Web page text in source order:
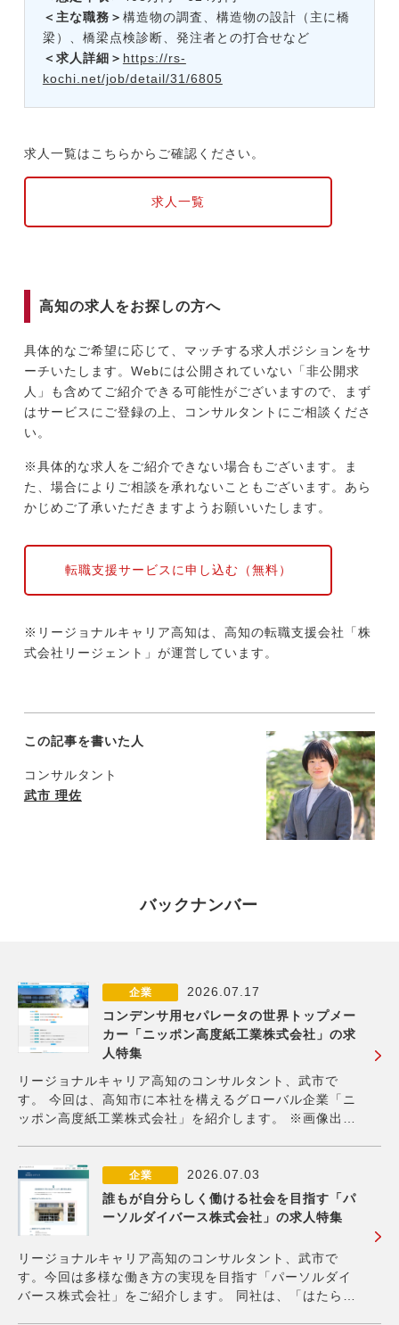
＜主な職務＞ 構造物の調査、構造物の設計（主に橋
梁）、橋梁点検診断、発注者との打合せなど
＜求人詳細＞ https://rs-
kochi.net/job/detail/31/6805
求人一覧はこちらからご確認ください。
求人一覧
高知の求人をお探しの方へ
具体的なご希望に応じて、マッチする求人ポジションをサ
ーチいたします。Webには公開されていない「非公開求
人」も含めてご紹介できる可能性がございますので、まず
はサービスにご登録の上、コンサルタントにご相談くださ
い。
※具体的な求人をご紹介できない場合もございます。ま
た、場合によりご相談を承れないこともございます。あら
かじめご了承いただきますようお願いいたします。
転職支援サービスに申し込む（無料）
※リージョナルキャリア高知は、高知の転職支援会社「株
式会社リージェント」が運営しています。
この記事を書いた人
コンサルタント
武市 理佐
バックナンバー
企業
2026.07.17
コンデンサ用セパレータの世界トップメー
カー「ニッポン高度紙工業株式会社」の求
人特集
リージョナルキャリア高知のコンサルタント、武市で
す。 今回は、高知市に本社を構えるグローバル企業「ニ
ッポン高度紙工業株式会社」を紹介します。 ※画像出
ップメーカーです。電解コンデンサとは、電気を蓄
企業
2026.07.03
誰もが自分らしく働ける社会を目指す「パ
ーソルダイバース株式会社」の求人特集
リージョナルキャリア高知のコンサルタント、武市で
す。今回は多様な働き方の実現を目指す「パーソルダイ
バース株式会社」をご紹介します。 同社は、「はたらい